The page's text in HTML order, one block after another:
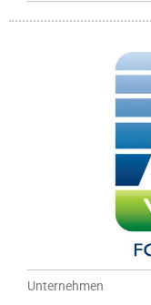
Unternehmen